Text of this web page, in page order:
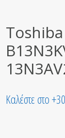
Toshiba
Καλέστε στο